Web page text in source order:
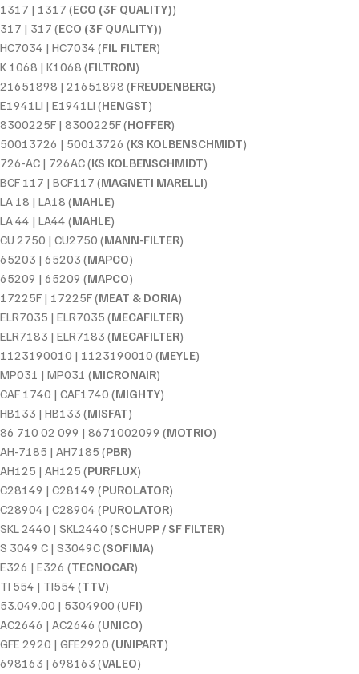
1317 | 1317 (ECO (3F QUALITY))
317 | 317 (ECO (3F QUALITY))
HC7034 | HC7034 (FIL FILTER)
K 1068 | K1068 (FILTRON)
21651898 | 21651898 (FREUDENBERG)
E1941LI | E1941LI (HENGST)
8300225F | 8300225F (HOFFER)
50013726 | 50013726 (KS KOLBENSCHMIDT)
726-AC | 726AC (KS KOLBENSCHMIDT)
BCF 117 | BCF117 (MAGNETI MARELLI)
LA 18 | LA18 (MAHLE)
LA 44 | LA44 (MAHLE)
CU 2750 | CU2750 (MANN-FILTER)
65203 | 65203 (MAPCO)
65209 | 65209 (MAPCO)
17225F | 17225F (MEAT & DORIA)
ELR7035 | ELR7035 (MECAFILTER)
ELR7183 | ELR7183 (MECAFILTER)
1123190010 | 1123190010 (MEYLE)
MP031 | MP031 (MICRONAIR)
CAF 1740 | CAF1740 (MIGHTY)
HB133 | HB133 (MISFAT)
86 710 02 099 | 8671002099 (MOTRIO)
AH-7185 | AH7185 (PBR)
AH125 | AH125 (PURFLUX)
C28149 | C28149 (PUROLATOR)
C28904 | C28904 (PUROLATOR)
SKL 2440 | SKL2440 (SCHUPP / SF FILTER)
S 3049 C | S3049C (SOFIMA)
E326 | E326 (TECNOCAR)
TI 554 | TI554 (TTV)
53.049.00 | 5304900 (UFI)
AC2646 | AC2646 (UNICO)
GFE 2920 | GFE2920 (UNIPART)
698163 | 698163 (VALEO)